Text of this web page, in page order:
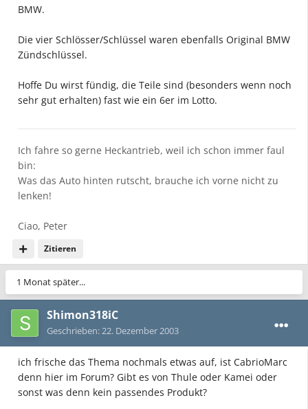
BMW.
Die vier Schlösser/Schlüssel waren ebenfalls Original BMW
Zündschlüssel.
Hoffe Du wirst fündig, die Teile sind (besonders wenn noch
sehr gut erhalten) fast wie ein 6er im Lotto.
Zitieren
Ich fahre so gerne Heckantrieb, weil ich schon immer faul
bin:
Was das Auto hinten rutscht, brauche ich vorne nicht zu
lenken!
Ciao, Peter
1 Monat später...
Shimon318iC
Geschrieben:22. Dezember 2003
ich frische das Thema nochmals etwas auf, ist CabrioMarc
denn hier im Forum? Gibt es von Thule oder Kamei oder
sonst was denn kein passendes Produkt?